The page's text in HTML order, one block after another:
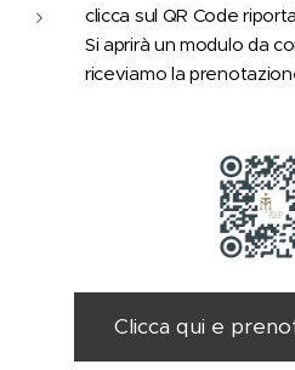
clicca sul QR Code
Si aprirà un modulo da
riceviamo la
Clicca qui e